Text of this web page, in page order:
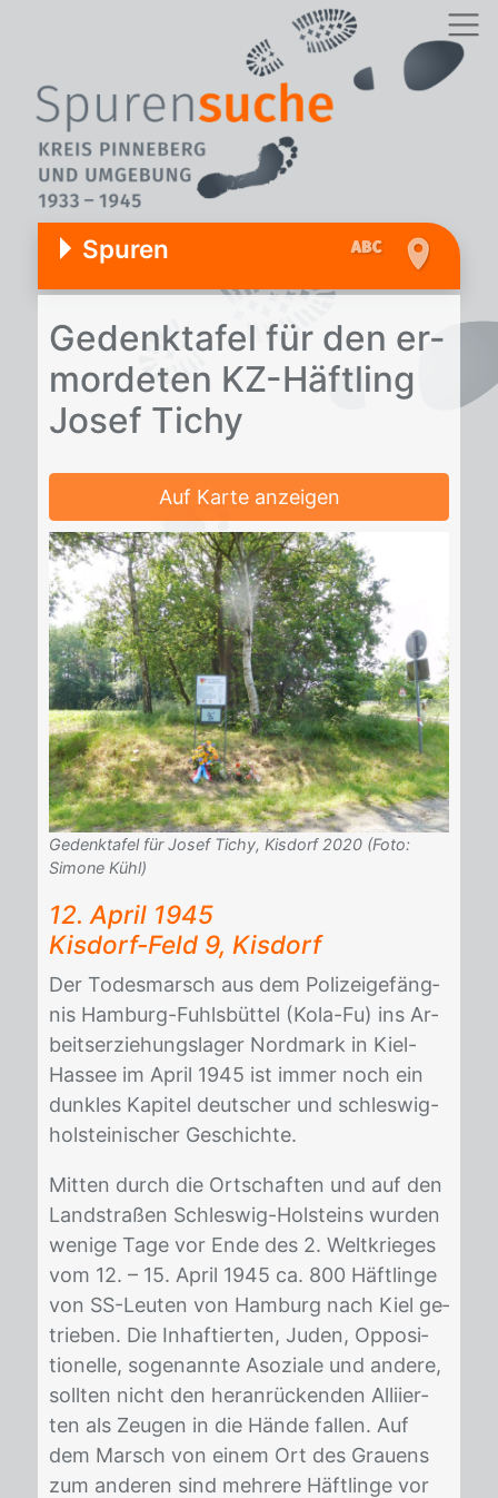
Spuren
Ge­denk­ta­fel für den er­
mor­de­ten KZ-Häft­ling
Jo­sef Ti­chy
Auf Karte anzeigen
Gedenktafel für Josef Tichy, Kisdorf 2020 (Foto:
Simone Kühl)
12. April 1945
Kis­dorf-Feld 9, Kis­dorf
Der To­des­marsch aus dem Po­li­zei­ge­fäng­
nis Ham­burg-Fuhls­büt­tel (Kola-Fu) ins Ar­
beits­er­zie­hungs­la­ger Nord­mark in Kiel-
Has­see im April 1945 ist im­mer noch ein
dunk­les Ka­pi­tel deut­scher und schles­wig-
hol­stei­ni­scher Ge­schich­te.
Mit­ten durch die Ort­schaf­ten und auf den
Land­stra­ßen Schles­wig-Hol­steins wur­den
we­ni­ge Tage vor Ende des 2. Welt­krie­ges
vom 12. – 15. April 1945 ca. 800 Häft­lin­ge
von SS-Leu­ten von Ham­burg nach Kiel ge­
trie­ben. Die In­haf­tier­ten, Ju­den, Op­po­si­
tio­nel­le, so­ge­nann­te Aso­zia­le und an­de­re,
soll­ten nicht den her­an­rü­cken­den Al­li­ier­
ten als Zeu­gen in die Hän­de fal­len. Auf
dem Marsch von ei­nem Ort des Grau­ens
zum an­de­ren sind meh­re­re Häft­lin­ge vor